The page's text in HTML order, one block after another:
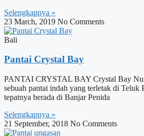
Selengkapnya »
23 March, 2019 No Comments
Bali
Pantai Crystal Bay
PANTAI CRYSTAL BAY Crystal Bay
sebuah pantai indah yang terletak di Teluk
tepatnya berada di Banjar Penida
Selengkapnya »
21 September, 2018 No Comments